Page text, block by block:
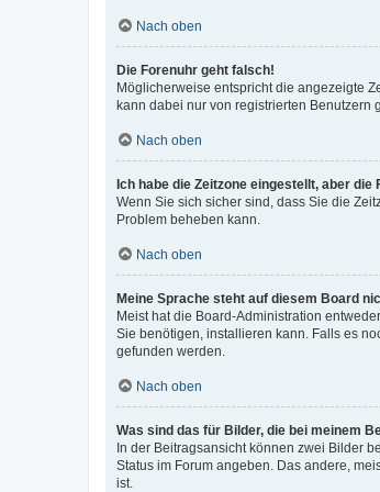
Nach oben
Die Forenuhr geht falsch!
Möglicherweise entspricht die angezeigte
kann dabei nur von registrierten Benutzern
Nach oben
Ich habe die Zeitzone eingestellt, aber
Wenn Sie sich sicher sind, dass Sie die
Problem beheben kann.
Nach oben
Meine Sprache steht auf diesem Board
Meist hat die Board-Administration
Sie benötigen, installieren kann. Falls es
gefunden werden.
Nach oben
Was sind das für Bilder, die bei meinem
In der Beitragsansicht können zwei Bilder
Status im Forum angeben. Das andere,
ist.